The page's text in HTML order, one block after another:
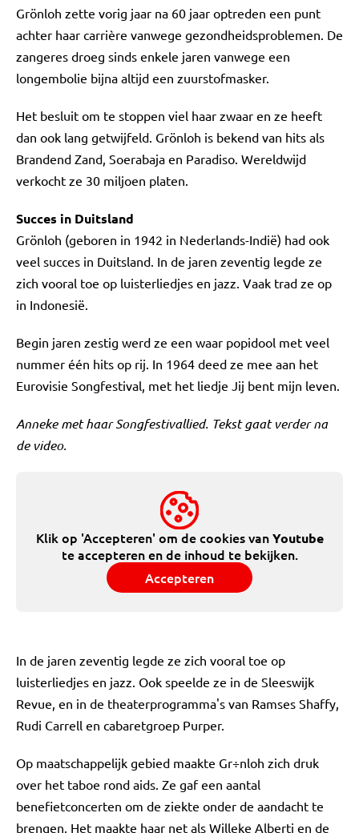
Grönloh zette vorig jaar na 60 jaar optreden een punt
achter haar carrière vanwege gezondheidsproblemen. De
zangeres droeg sinds enkele jaren vanwege een
longembolie bijna altijd een zuurstofmasker.
Het besluit om te stoppen viel haar zwaar en ze heeft
dan ook lang getwijfeld. Grönloh is bekend van hits als
Brandend Zand, Soerabaja en Paradiso. Wereldwijd
verkocht ze 30 miljoen platen.
Succes in Duitsland
Grönloh (geboren in 1942 in Nederlands-Indië) had ook
veel succes in Duitsland. In de jaren zeventig legde ze
zich vooral toe op luisterliedjes en jazz. Vaak trad ze op
in Indonesië.
Begin jaren zestig werd ze een waar popidool met veel
nummer één hits op rij. In 1964 deed ze mee aan het
Eurovisie Songfestival, met het liedje Jij bent mijn leven.
Anneke met haar Songfestivallied. Tekst gaat verder na
de video.
Klik op 'Accepteren' om de cookies vanYoutube
te accepteren en de inhoud te bekijken.
Accepteren
In de jaren zeventig legde ze zich vooral toe op
luisterliedjes en jazz. Ook speelde ze in de Sleeswijk
Revue, en in de theaterprogramma's van Ramses Shaffy,
Rudi Carrell en cabaretgroep Purper.
Op maatschappelijk gebied maakte Gr÷nloh zich druk
over het taboe rond aids. Ze gaf een aantal
benefietconcerten om de ziekte onder de aandacht te
brengen. Het maakte haar net als Willeke Alberti en de